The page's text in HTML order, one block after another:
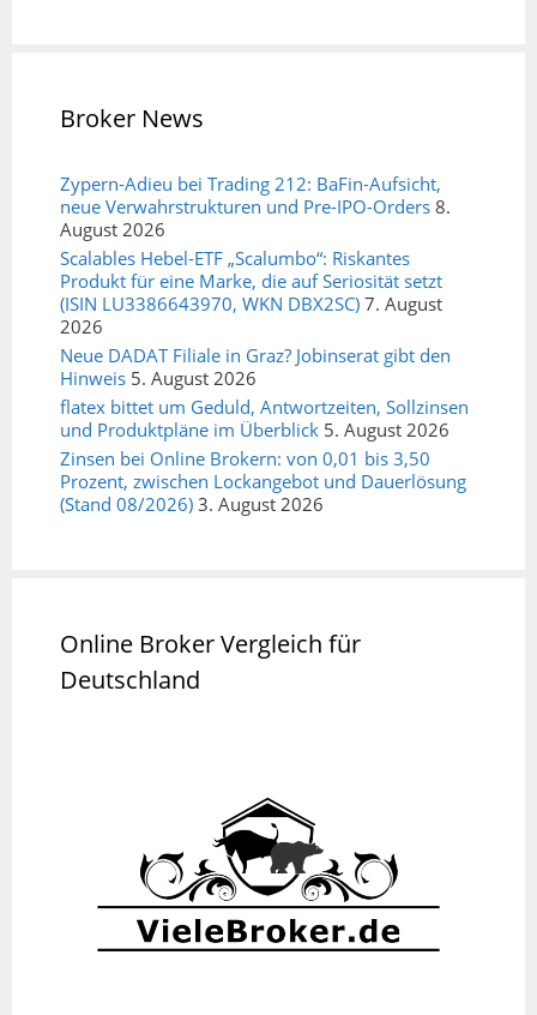
Broker News
Zypern-Adieu bei Trading 212: BaFin-Aufsicht,
neue Verwahrstrukturen und Pre-IPO-Orders 8.
August 2026
Scalables Hebel-ETF „Scalumbo“: Riskantes
Produkt für eine Marke, die auf Seriosität setzt
(ISIN LU3386643970, WKN DBX2SC) 7. August
2026
Neue DADAT Filiale in Graz? Jobinserat gibt den
Hinweis 5. August 2026
flatex bittet um Geduld, Antwortzeiten, Sollzinsen
und Produktpläne im Überblick 5. August 2026
Zinsen bei Online Brokern: von 0,01 bis 3,50
Prozent, zwischen Lockangebot und Dauerlösung
(Stand 08/2026) 3. August 2026
Online Broker Vergleich für
Deutschland